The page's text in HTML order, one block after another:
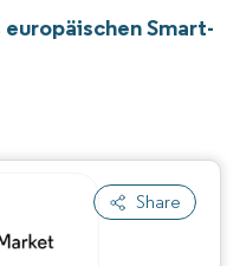
Smart-
Share